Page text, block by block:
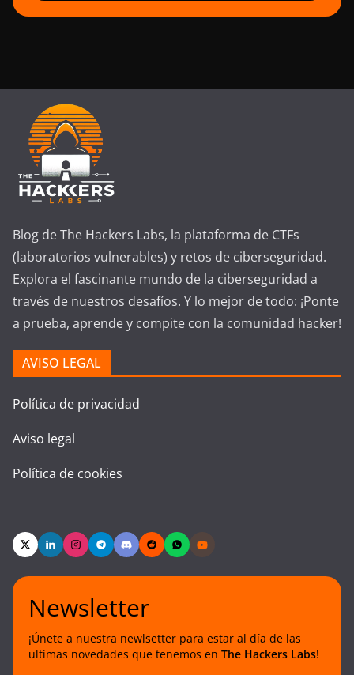
Blog de The Hackers Labs, la plataforma de CTFs
(laboratorios vulnerables) y retos de ciberseguridad.
Explora el fascinante mundo de la ciberseguridad a
través de nuestros desafíos. Y lo mejor de todo: ¡Ponte
a prueba, aprende y compite con la comunidad hacker!
AVISO LEGAL
Política de privacidad
Aviso legal
Política de cookies
Newsletter
¡Únete a nuestra newlsetter para estar al día de las
ultimas novedades que tenemos en The Hackers Labs!